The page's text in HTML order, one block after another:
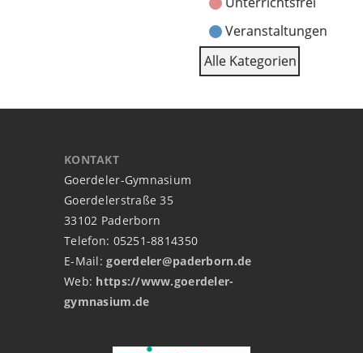
Veranstaltungen
Alle Kategorien
KONTAKT
Goerdeler-Gymnasium
Goerdelerstraße 35
33102 Paderborn
Telefon: 05251-8814350
E-Mail:goerdeler@paderborn.de
Web: https://www.goerdeler-
gymnasium.de